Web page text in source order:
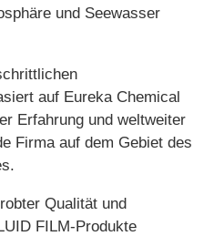
und Seewasser
auf Eureka Chemical
Erfahrung und weltweiter
Firma auf dem Gebiet des
Qualität und
FILM-Produkte